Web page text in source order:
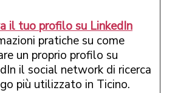
il tuo profilo su LinkedIn
pratiche su come
un proprio profilo su
il social network di ricerca
più utilizzato in Ticino.